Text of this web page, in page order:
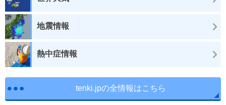
地震情報
熱中症情報
tenki.jpの全情報はこちら